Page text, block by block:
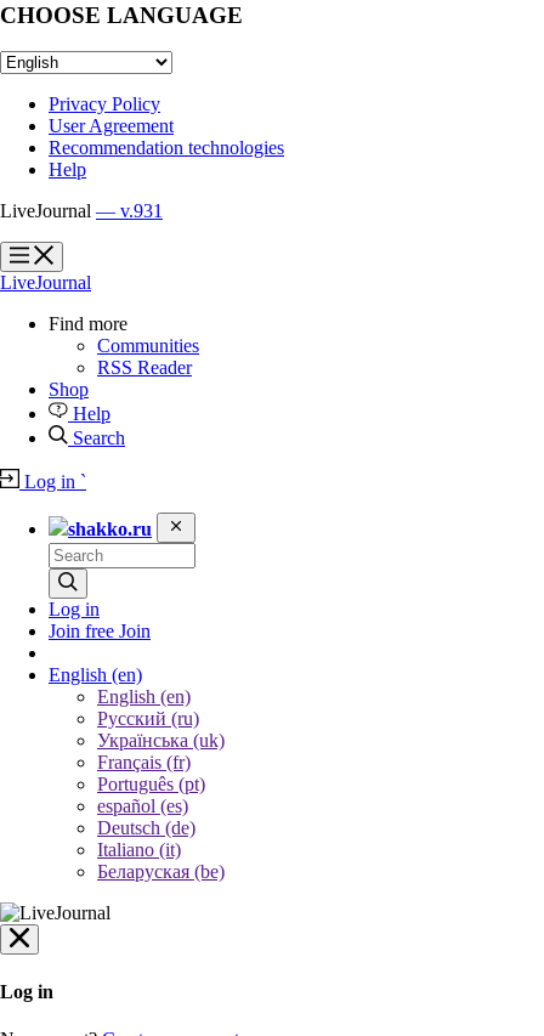
CHOOSE LANGUAGE
Privacy Policy
User Agreement
Recommendation technologies
Help
LiveJournal — v.931
?
?
LiveJournal
Find more
Communities
RSS Reader
Shop
Help
Search
Log in `
shakko.ru
Log in
Join free Join
English (en)
English (en)
Русский (ru)
Українська (uk)
Français (fr)
Português (pt)
español (es)
Deutsch (de)
Italiano (it)
Беларуская (be)
Log in